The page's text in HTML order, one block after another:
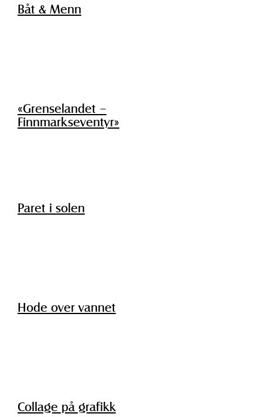
Båt & Menn
«Grenselandet –
Finnmarkseventyr»
Paret i solen
Hode over vannet
Collage på grafikk